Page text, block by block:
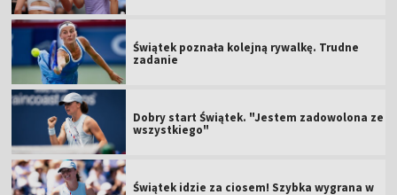
Świątek poznała kolejną rywalkę. Trudne
zadanie
Dobry start Świątek. "Jestem zadowolona ze
wszystkiego"
Świątek idzie za ciosem! Szybka wygrana w